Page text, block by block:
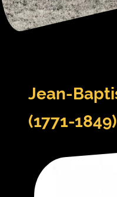
Jean-
(1771-1849)